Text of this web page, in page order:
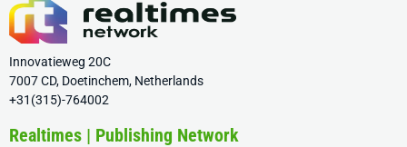
Innovatieweg 20C
7007 CD, Doetinchem, Netherlands
+31(315)-764002
Realtimes | Publishing Network